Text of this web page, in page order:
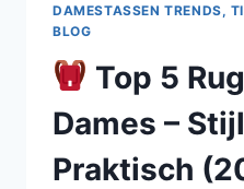
DAMESTASSEN TRENDS,
BLOG
Top 5
Dames –
Praktisch